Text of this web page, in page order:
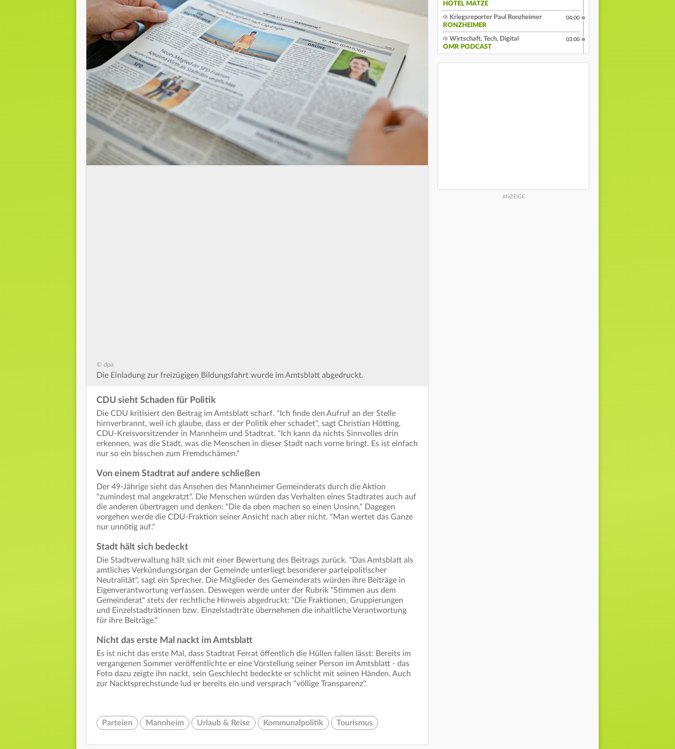
© dpa
Die Einladung zur freizügigen Bildungsfahrt wurde im Amtsblatt abgedruckt.
CDU sieht Schaden für Politik
Die CDU kritisiert den Beitrag im Amtsblatt scharf. "Ich finde den Aufruf an der Stelle
hirnverbrannt, weil ich glaube, dass er der Politik eher schadet", sagt Christian Hötting,
CDU-Kreisvorsitzender in Mannheim und Stadtrat. "Ich kann da nichts Sinnvolles drin
erkennen, was die Stadt, was die Menschen in dieser Stadt nach vorne bringt. Es ist einfach
nur so ein bisschen zum Fremdschämen."
Von einem Stadtrat auf andere schließen
Der 49-Jährige sieht das Ansehen des Mannheimer Gemeinderats durch die Aktion
"zumindest mal angekratzt". Die Menschen würden das Verhalten eines Stadtrates auch auf
die anderen übertragen und denken: "Die da oben machen so einen Unsinn." Dagegen
vorgehen werde die CDU-Fraktion seiner Ansicht nach aber nicht. "Man wertet das Ganze
nur unnötig auf."
Stadt hält sich bedeckt
Die Stadtverwaltung hält sich mit einer Bewertung des Beitrags zurück. "Das Amtsblatt als
amtliches Verkündungsorgan der Gemeinde unterliegt besonderer parteipolitischer
Neutralität", sagt ein Sprecher. Die Mitglieder des Gemeinderats würden ihre Beiträge in
Eigenverantwortung verfassen. Deswegen werde unter der Rubrik "Stimmen aus dem
Gemeinderat" stets der rechtliche Hinweis abgedruckt: "Die Fraktionen, Gruppierungen
und Einzelstadträtinnen bzw. Einzelstadträte übernehmen die inhaltliche Verantwortung
für ihre Beiträge."
Nicht das erste Mal nackt im Amtsblatt
Es ist nicht das erste Mal, dass Stadtrat Ferrat öffentlich die Hüllen fallen lässt: Bereits im
vergangenen Sommer veröffentlichte er eine Vorstellung seiner Person im Amtsblatt - das
Foto dazu zeigte ihn nackt, sein Geschlecht bedeckte er schlicht mit seinen Händen. Auch
zur Nacktsprechstunde lud er bereits ein und versprach "völlige Transparenz".
Parteien Mannheim Urlaub & Reise Kommunalpolitik Tourismus
HOTEL MATZE
Kriegsreporter Paul Ronzheimer
RONZHEIMER
04:00
Wirtschaft, Tech, Digital
OMR PODCAST
03:00